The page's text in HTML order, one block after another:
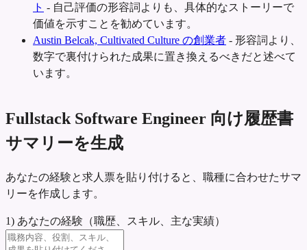
ト - 自己評価の形容詞よりも、具体的なストーリーで
価値を示すことを勧めています。
Austin Belcak, Cultivated Culture の創業者 - 形容詞より、
数字で裏付けられた成果に置き換えるべきだと述べて
います。
Fullstack Software Engineer 向け履歴書
サマリーを生成
あなたの経験と求人票を貼り付けると、職種に合わせたサマ
リーを作成します。
1) あなたの経験（職歴、スキル、主な実績）